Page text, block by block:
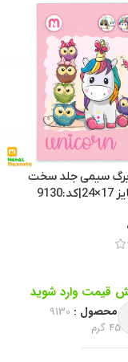
دفتر 100 برگ سیمی جلد سخت
قیمت وارد شوید
محصول : 9130
450 گرم